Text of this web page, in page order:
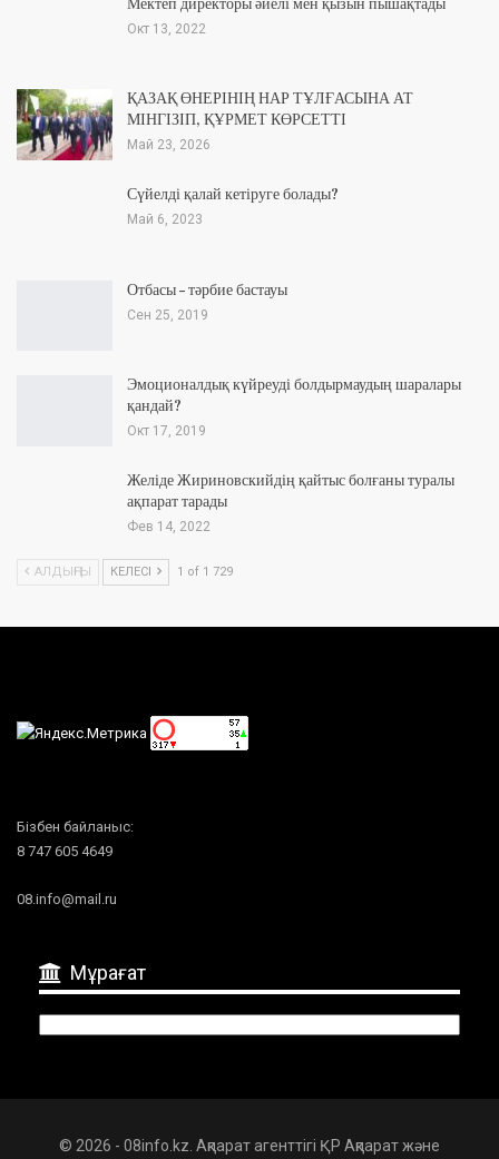
Мектеп директоры әйелі мен қызын пышақтады
Окт 13, 2022
ҚАЗАҚ ӨНЕРІНІҢ НАР ТҰЛҒАСЫНА АТ
МІНГІЗІП, ҚҰРМЕТ КӨРСЕТТІ
Май 23, 2026
Сүйелді қалай кетіруге болады?
Май 6, 2023
Отбасы – тәрбие бастауы
Сен 25, 2019
Эмоционалдық күйреуді болдырмаудың шаралары
қандай?
Окт 17, 2019
Желіде Жириновскийдің қайтыс болғаны туралы
ақпарат тарады
Фев 14, 2022
АЛДЫҢҒЫ КЕЛЕСІ 1 of 1 729
Бізбен байланыс:
8 747 605 4649
08.info@mail.ru
Мұрағат
© 2026 - 08info.kz. Ақпарат агенттігі ҚР Ақпарат және